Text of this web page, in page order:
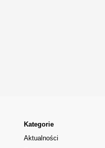
Kategorie
Aktualności